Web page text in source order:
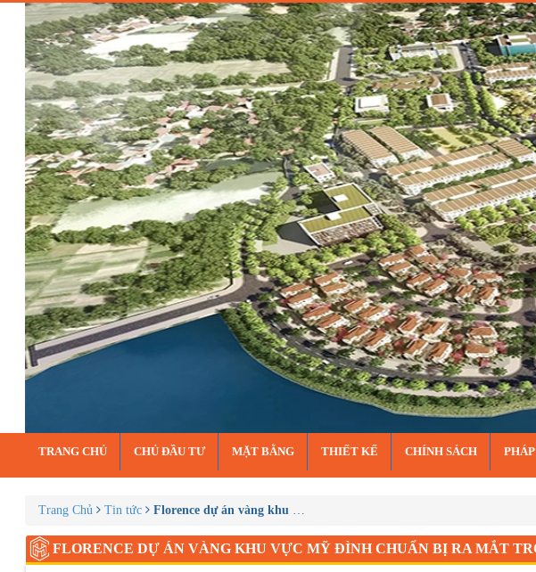
TRANG CHỦ CHỦ ĐẦU TƯ MẶT BẰNG THIẾT KẾ CHÍNH SÁCH
Trang Chủ Tin tức Florence dự án vàng khu vực mỹ đình chuẩn bị ra mắt trong tháng 1/
FLORENCE DỰ ÁN VÀNG KHU VỰC MỸ ĐÌNH CHUẨN BỊ RA MẮT